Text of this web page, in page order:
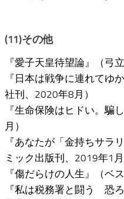
(11)その他
『愛子天皇待望論』（弓
『日本は戦争に連れて
社刊、2020年8月）
『生命保険はヒドい。騙
月）
『あなたが「金持ちサラ
ミック出版刊、2019年1月
『傷だらけの人生』（ベ
『私は税務署と闘う 恐